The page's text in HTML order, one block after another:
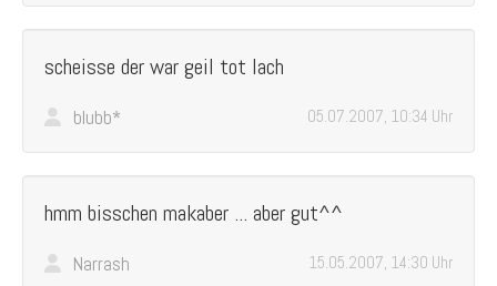
scheisse der war geil tot lach
blubb* 05.07.2007, 10:34 Uhr
hmm bisschen makaber ... aber gut^^
Narrash 15.05.2007, 14:30 Uhr